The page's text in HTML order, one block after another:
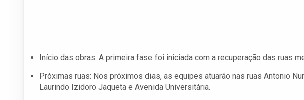
Início das obras: A primeira fase foi iniciada com a recuperação das ruas
Próximas ruas: Nos próximos dias, as equipes atuarão nas ruas Antonio
Laurindo Izidoro Jaqueta e Avenida Universitária.